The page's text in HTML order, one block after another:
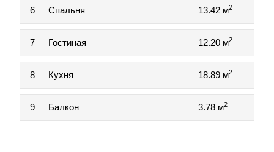
6 Спальня 13.42 м2
7 Гостиная 12.20 м2
8 Кухня 18.89 м2
9 Балкон 3.78 м2